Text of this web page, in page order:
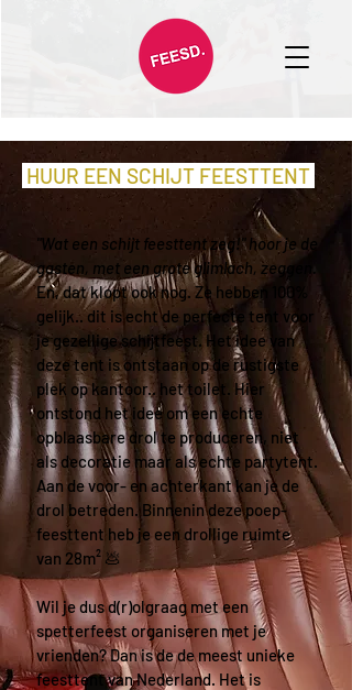
HUUR EEN SCHIJT FEESTTENT
"Wat een schijt feesttent zeg!" hoor je de
gasten, met een grote glimlach, zeggen.
En, dat klopt ook nog. Ze hebben 100%
gelijk.. dit is echt de perfecte tent voor
je gezellige schijtfeest. Het idee van
deze tent is ontstaan op de rustigste
plek op kantoor.. het toilet. Hier
ontstond het idee om een echte
opblaasbare drol te produceren, niet
als decoratie maar als echte partytent.
Aan de voor- en achterkant kan je de
drol betreden. Binnenin deze poep-
feesttent heb je een drollige ruimte
van 28m² 💩
Wil je dus d(r)olgraag met een
spetterfeest organiseren met je
vrienden? Dan is de de meest unieke
feesttent van Nederland. Het is